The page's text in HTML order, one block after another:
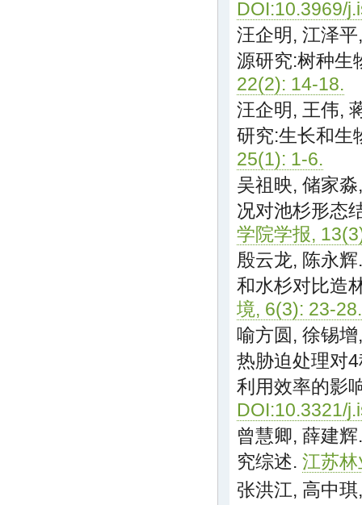
DOI:10.3969/
汪企明, 江泽
源研究:树种生
22(2): 14-18.
汪企明, 王伟,
研究:生长和生
25(1): 1-6.
吴祖映, 储家
况对池杉形态
学院学报,
殷云龙, 陈永
和水杉对比造
境, 6(3): 23-28.
喻方圆, 徐锡
热胁迫处理对
利用效率的影
DOI:10.3321/
曾慧卿, 薛建
究综述. 江苏
张洪江, 高中